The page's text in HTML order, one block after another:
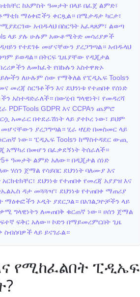
ከአምስት ዓመታት በላይ በፈጀ ልምድ፣
ማዕቀፎችን ቀርጿል። በሜታዳታ ካርታ፣
አብዱላህ በስርዓት አፈጻጸም፣ ልወጣ
ላይ ያሉ ሁሉም አውቶሜትድ መሳሪያዎች
የተደገፉ መሆናቸውን ያረጋግጣል። አብዱላህ
ይወዳል። በትርፍ ጊዜያቸው የዲጂታል
ለመክፈት የበኩሉን አስተዋጽኦ
ለሁሉም ሰው የማቅለል የፒዲኤፍ Toolsን
መረጃ ስርዓቶችን እና ደህንነቱ የተጠበቀ የሰነድ
አስተዳድራለች። በውሂብ ግላዊነት፣ የመዳረሻ
GDPR እና CCPAን ጨምሮ
አመራር በተደራሽነት ላይ ያተኮረ ነው፣ ይህም
ያረጋግጣል። ሂራ ዛሂድ በመስመር ላይ
ነው። ፒዲኤፍ Toolsን ከማስተዳደር ውጪ
አማካሪ በመሆን በፈቃደኝነት ትሰራለች።
ዓመታት ልምድ አለው። በዲጂታል ሰነድ
ሃሰን ጀማል የሳይበር ደህንነት ባለሙያ እና
ደህንነቱ የተጠበቀ የመረጃ አያያዝ እና
ዳታ መጓጓዣ፣ ደህንነቱ የተጠበቀ ማጠሪያ
ማዕቀፎችን ኦዲት ያደርጋል። በአገልጋዮቻችን ላይ
ግላዊነትን ለመጠበቅ ቁርጠኛ ነው። ሀሰን ጀማል
ፍቅር አለው። ኮድን በማይመረምርበት ጊዜ
ስብሰባዎች ላይ ይናገራል።
የሚከፈልበት ፒዲኤፍ